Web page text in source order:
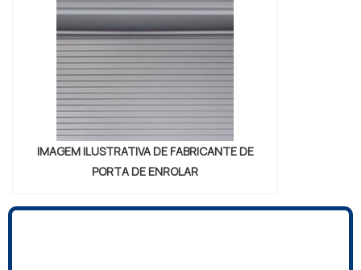
IMAGEM ILUSTRATIVA DE FABRICANTE DE
PORTA DE ENROLAR